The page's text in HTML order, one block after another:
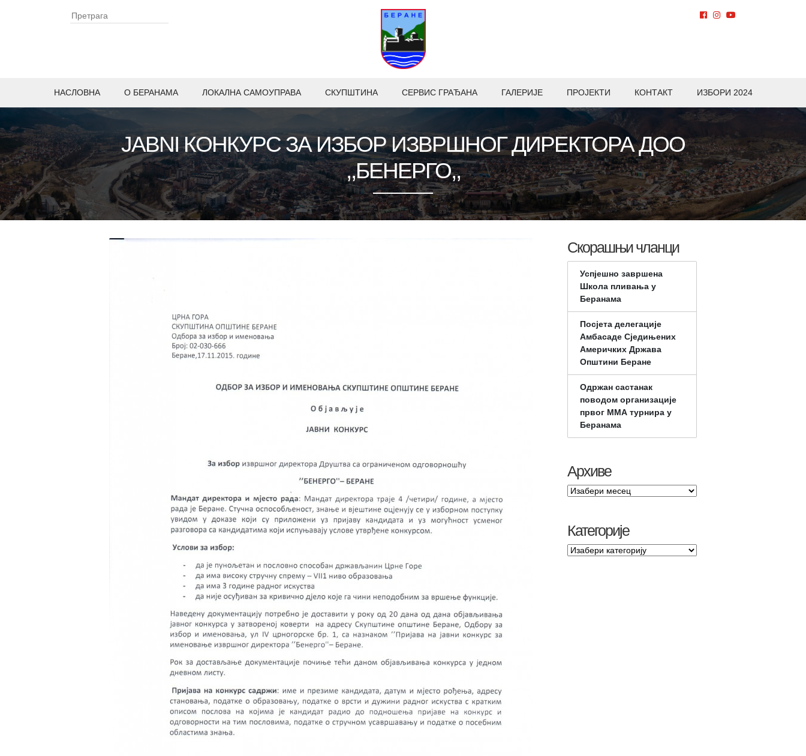
НАСЛОВНА O БЕРАНАМА ЛОКАЛНА САМОУПРАВА СКУПШТИНА СЕРВИС ГРАЂАНА ГАЛЕРИЈЕ ПРОЈЕКТИ КОНТАКТ ИЗБОРИ 2024
JABNI КОНКУРС ЗА ИЗБОР ИЗВРШНОГ ДИРЕКТОРА ДОО
,,БЕНЕРГО,,
Скорашњи чланци
Успјешно завршена
Школа пливања у
Беранама
Посјета делегације
Амбасаде Сједињених
Америчких Држава
Општини Беране
Одржан састанак
поводом организације
првог ММА турнира у
Беранама
Архиве
Категорије